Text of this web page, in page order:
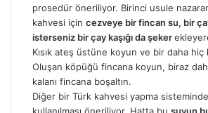
prosedür öneriliyor. Birinci usule
kahvesi için cezveye bir fincan su, bir
isterseniz bir çay kaşığı da şeker
Kısık ateş üstüne koyun ve bir daha hiç
Oluşan köpüğü fincana koyun, biraz
kalanı fincana boşaltın.
Diğer bir Türk kahvesi yapma